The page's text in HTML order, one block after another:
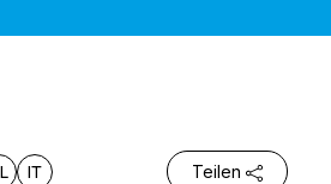
IT Teilen